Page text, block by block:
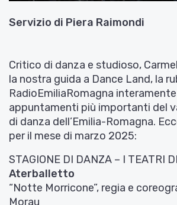
Servizio di Piera Raimondi
Critico di danza e studioso,
la nostra guida a Dance Land, la
RadioEmiliaRomagna
appuntamenti più importanti del
di danza dell’Emilia-Romagna.
per il mese di marzo 2025:
STAGIONE DI DANZA – I TEATRI
Aterballetto
“Notte Morricone”, regia e
Morau